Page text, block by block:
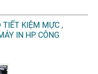
TIẾT KIỆM MỰC ,
IN HP CÔNG